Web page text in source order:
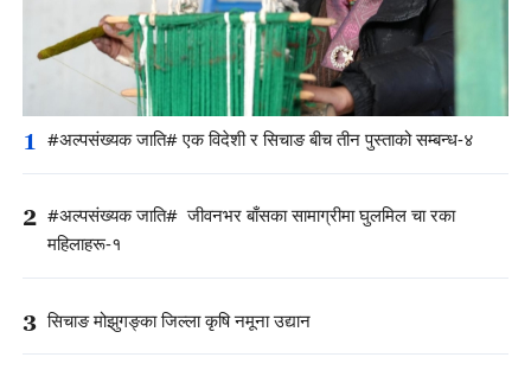
1 #अल्पसंख्यक जाति# एक विदेशी र सिचाङ बीच तीन पुस्ताको सम्बन्ध-४
2 #अल्पसंख्यक जाति# जीवनभर बाँसका सामाग्रीमा घुलमिल चा रका
महिलाहरू-१
3 सिचाङ मोझुगङ्का जिल्ला कृषि नमूना उद्यान